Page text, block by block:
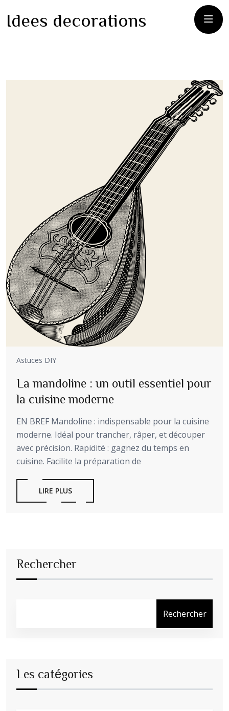
Idees decorations
Astuces DIY
La mandoline : un outil essentiel pour
la cuisine moderne
EN BREF Mandoline : indispensable pour la cuisine
moderne. Idéal pour trancher, râper, et découper
avec précision. Rapidité : gagnez du temps en
cuisine. Facilite la préparation de
LIRE PLUS
Rechercher
Rechercher
Les catégories